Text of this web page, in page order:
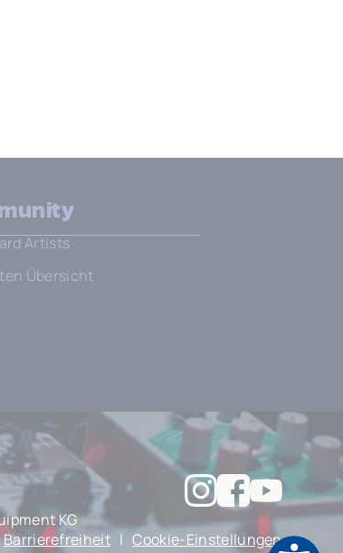
Artists
Übersicht
KG
Barrierefreiheit | Cookie-Einstellungen